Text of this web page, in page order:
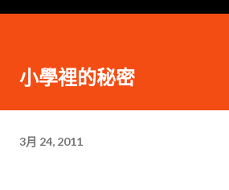
小學裡的秘密
3月 24, 2011